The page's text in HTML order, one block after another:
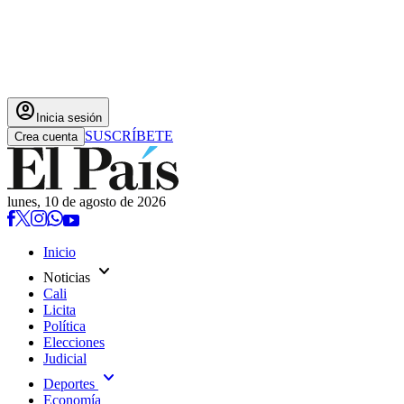
account_circle Inicia sesión
Crea cuenta SUSCRÍBETE
lunes, 10 de agosto de 2026
Inicio
Noticias expand_more
Cali
Licita
Política
Elecciones
Judicial
Deportes expand_more
Economía